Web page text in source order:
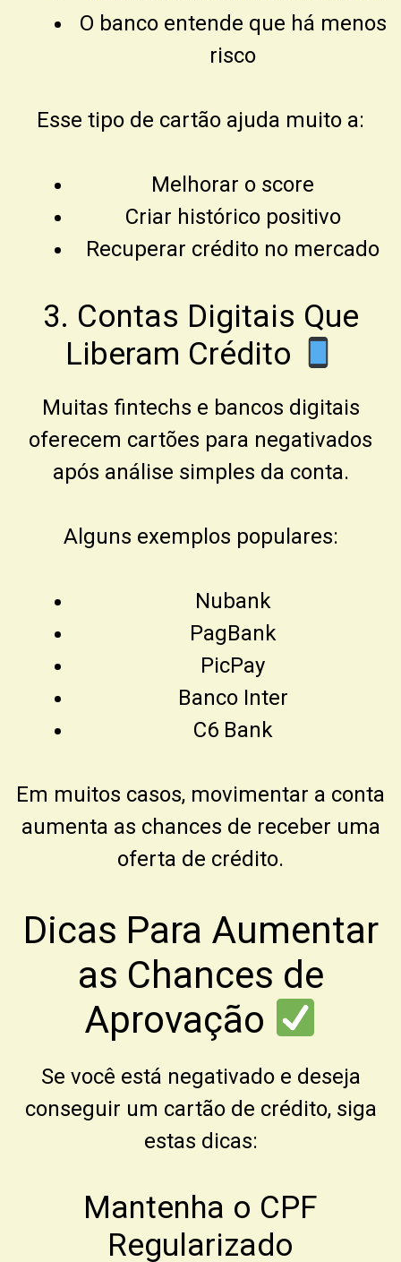
O banco entende que há menos
risco
Esse tipo de cartão ajuda muito a:
Melhorar o score
Criar histórico positivo
Recuperar crédito no mercado
3. Contas Digitais Que
Liberam Crédito
Muitas fintechs e bancos digitais
oferecem cartões para negativados
após análise simples da conta.
Alguns exemplos populares:
Nubank
PagBank
PicPay
Banco Inter
C6 Bank
Em muitos casos, movimentar a conta
aumenta as chances de receber uma
oferta de crédito.
Dicas Para Aumentar
as Chances de
Aprovação
Se você está negativado e deseja
conseguir um cartão de crédito, siga
estas dicas:
Mantenha o CPF
Regularizado